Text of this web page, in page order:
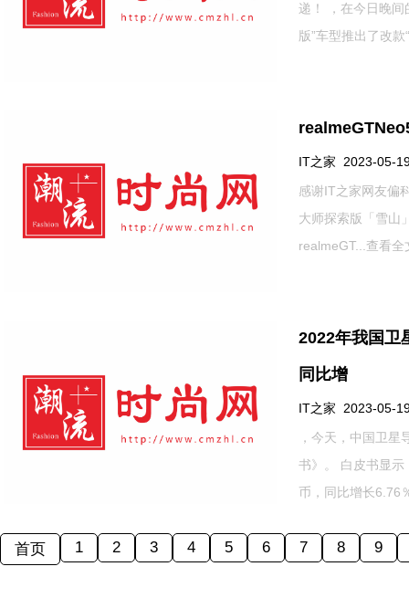
递！ ，在今日晚间
版”车型推出了改
IT之家 2023-05-
感谢IT之家网友偏
大师探索版「雪山
realmeGT... 查看全
2022年我国卫
同比增
IT之家 2023-05-
，今天，中国卫
书》。 白皮书显
币，同比增长6.76
首页 1 2 3 4 5 6 7 8 9